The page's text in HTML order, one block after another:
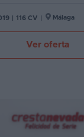
116 CV Málaga
Ver oferta